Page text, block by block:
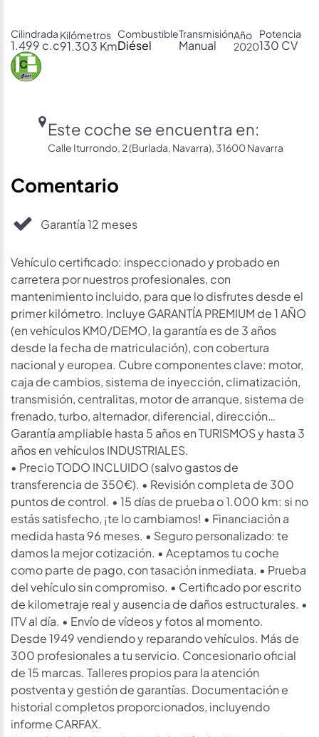
Cilindrada
1.499 c.c
Kilómetros
91.303 Km
Combustible
Diésel
Transmisión
Manual
Año
2020
Potencia
130 CV
Este coche se encuentra en:
Calle Iturrondo, 2 (Burlada, Navarra), 31600 Navarra
Comentario
Garantía 12 meses
Vehículo certificado: inspeccionado y probado en
carretera por nuestros profesionales, con
mantenimiento incluido, para que lo disfrutes desde el
primer kilómetro. Incluye GARANTÍA PREMIUM de 1 AÑO
(en vehículos KM0/DEMO, la garantía es de 3 años
desde la fecha de matriculación), con cobertura
nacional y europea. Cubre componentes clave: motor,
caja de cambios, sistema de inyección, climatización,
transmisión, centralitas, motor de arranque, sistema de
frenado, turbo, alternador, diferencial, dirección…
Garantía ampliable hasta 5 años en TURISMOS y hasta 3
años en vehículos INDUSTRIALES.
• Precio TODO INCLUIDO (salvo gastos de
transferencia de 350€). • Revisión completa de 300
puntos de control. • 15 días de prueba o 1.000 km: si no
estás satisfecho, ¡te lo cambiamos! • Financiación a
medida hasta 96 meses. • Seguro personalizado: te
damos la mejor cotización. • Aceptamos tu coche
como parte de pago, con tasación inmediata. • Prueba
del vehículo sin compromiso. • Certificado por escrito
de kilometraje real y ausencia de daños estructurales. •
ITV al día. • Envío de vídeos y fotos al momento.
Desde 1949 vendiendo y reparando vehículos. Más de
300 profesionales a tu servicio. Concesionario oficial
de 15 marcas. Talleres propios para la atención
postventa y gestión de garantías. Documentación e
historial completos proporcionados, incluyendo
informe CARFAX.